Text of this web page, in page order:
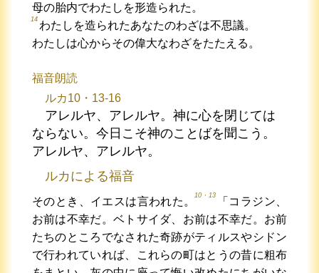
母の胎内でわたしを形造られた。
14
わたしを造られたあなたのわざは不思議。
わたしは心からその偉大なわざをたたえる。
福音朗読
ルカ10・13-16
アレルヤ、アレルヤ。神に心を閉じては
ならない。今日こそ神のことばを聞こう。
アレルヤ、アレルヤ。
ルカによる福音
そのとき、イエスは言われた。
10・13
「コラジン、
お前は不幸だ。ベトサイダ、お前は不幸だ。お前
たちのところでなされた奇跡がティルスやシドン
で行われていれば、これらの町はとうの昔に粗布